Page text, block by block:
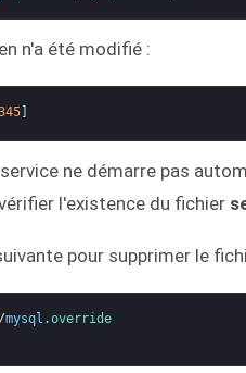
n'a été modifié :
]
ne démarre pas
l'existence du fichier
pour supprimer le
/mysql .override